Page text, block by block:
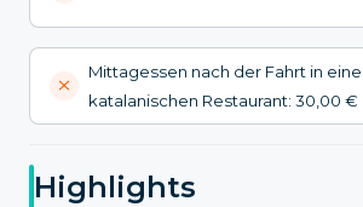
Mittagessen nach der Fahrt in
katalanischen Restaurant: 30,00 €
Highlights